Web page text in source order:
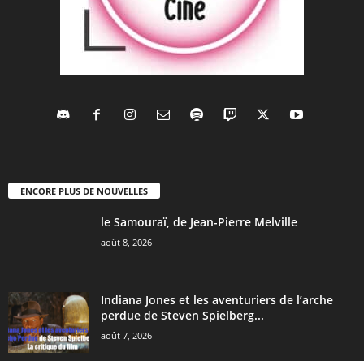
ENCORE PLUS DE NOUVELLES
le Samouraï, de Jean-Pierre Melville
août 8, 2026
Indiana Jones et les aventuriers de l’arche
perdue de Steven Spielberg...
août 7, 2026